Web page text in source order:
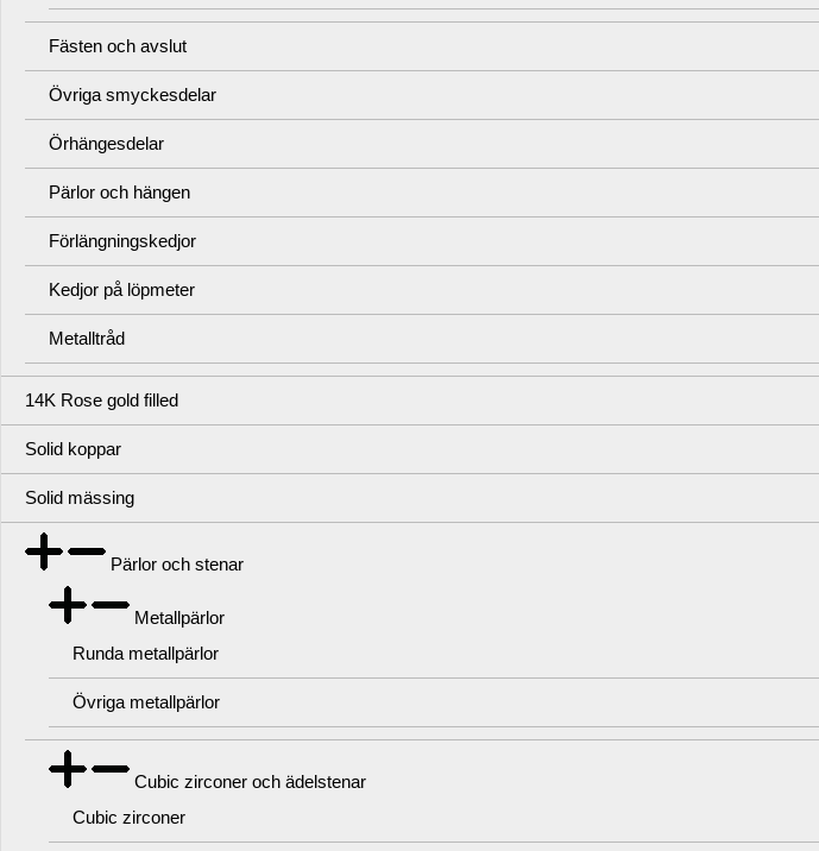
Fästen och avslut
Övriga smyckesdelar
Örhängesdelar
Pärlor och hängen
Förlängningskedjor
Kedjor på löpmeter
Metalltråd
14K Rose gold filled
Solid koppar
Solid mässing
Pärlor och stenar
Metallpärlor
Runda metallpärlor
Övriga metallpärlor
Cubic zirconer och ädelstenar
Cubic zirconer